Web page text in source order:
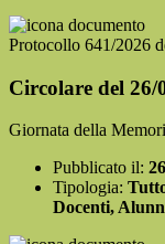
Protocollo 641/2026
Circolare del 26/
Giornata della
Pubblicato il:
Tipologia:
Docenti,